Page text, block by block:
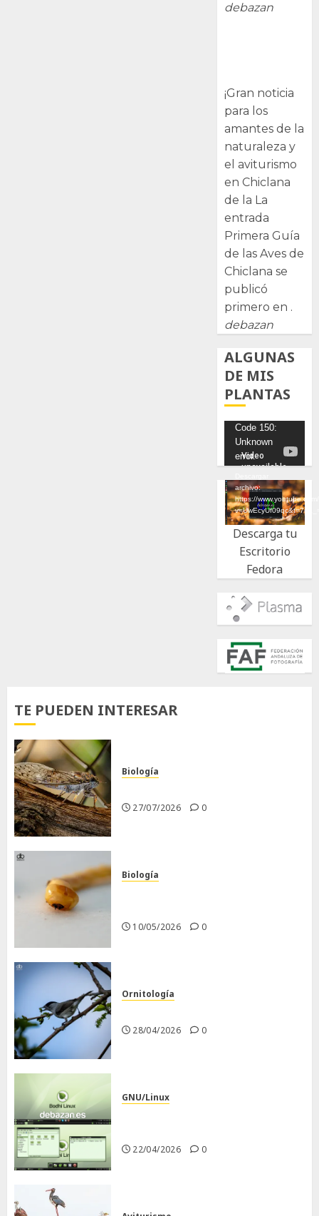
debazan
¡Gran noticia
para los
amantes de la
naturaleza y
el aviturismo
en Chiclana
de la La
entrada
Primera Guía
de las Aves de
Chiclana se
publicó
primero en .
debazan
ALGUNAS
DE MIS
PLANTAS
Reproductor
de
vídeo
Code 150:
Unknown
error.
archivo:
https://
Descarga tu
Escritorio
Fedora
TE PUEDEN INTERESAR
Biología
27/07/2026 0
Biología
10/05/2026 0
Ornitología
28/04/2026 0
GNU/Linux
22/04/2026 0